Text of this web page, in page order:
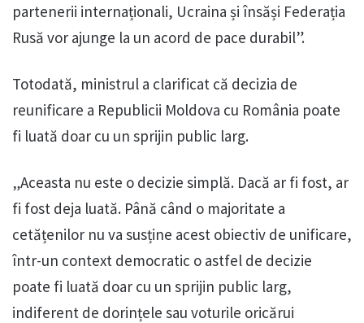
partenerii internaționali, Ucraina și însăși Federația
Rusă vor ajunge la un acord de pace durabil”.
Totodată, ministrul a clarificat că decizia de
reunificare a Republicii Moldova cu România poate
fi luată doar cu un sprijin public larg.
„Aceasta nu este o decizie simplă. Dacă ar fi fost, ar
fi fost deja luată. Până când o majoritate a
cetățenilor nu va susține acest obiectiv de unificare,
într-un context democratic o astfel de decizie
poate fi luată doar cu un sprijin public larg,
indiferent de dorințele sau voturile oricărui